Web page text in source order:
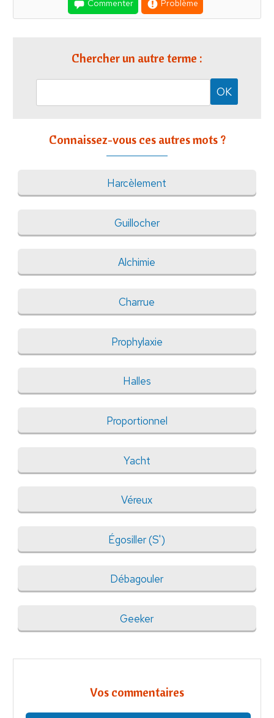
Commenter Problème
Chercher un autre terme :
Connaissez-vous ces autres mots ?
Harcèlement
Guillocher
Alchimie
Charrue
Prophylaxie
Halles
Proportionnel
Yacht
Véreux
Égosiller (S')
Débagouler
Geeker
Vos commentaires